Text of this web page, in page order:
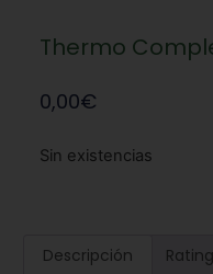
Thermo
0,00€
Sin existencias
Descripción